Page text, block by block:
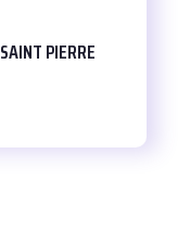
SAINT PIERRE